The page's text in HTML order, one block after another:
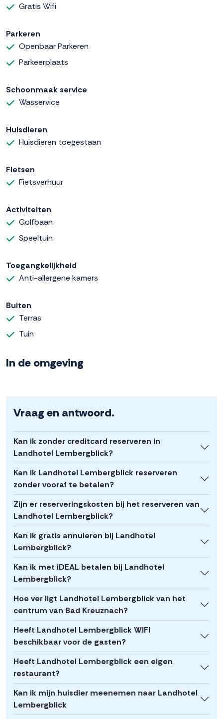
Gratis Wifi
Parkeren
Openbaar Parkeren
Parkeerplaats
Schoonmaak service
Wasservice
Huisdieren
Huisdieren toegestaan
Fietsen
Fietsverhuur
Activiteiten
Golfbaan
Speeltuin
Toegangkelijkheid
Anti-allergene kamers
Buiten
Terras
Tuin
In de omgeving
Vraag en antwoord.
Kan ik zonder creditcard reserveren in
Landhotel Lembergblick?
Kan ik Landhotel Lembergblick reserveren
zonder vooraf te betalen?
Zijn er reserveringskosten bij het reserveren van
Landhotel Lembergblick?
Kan ik gratis annuleren bij Landhotel
Lembergblick?
Kan ik met iDEAL betalen bij Landhotel
Lembergblick?
Hoe ver ligt Landhotel Lembergblick van het
centrum van Bad Kreuznach?
Heeft Landhotel Lembergblick WIFI
beschikbaar voor de gasten?
Heeft Landhotel Lembergblick een eigen
restaurant?
Kan ik mijn huisdier meenemen naar Landhotel
Lembergblick